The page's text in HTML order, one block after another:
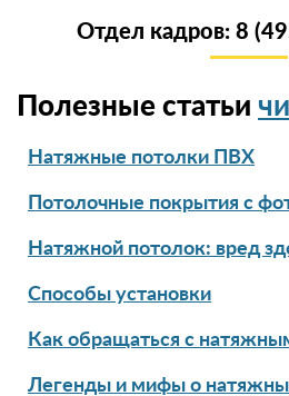
Отдел кадров: 8
Полезные статьи
Натяжные потолки ПВХ
Потолочные покрытия с
Натяжной потолок: вред
Способы установки
Как обращаться с
Легенды и мифы о